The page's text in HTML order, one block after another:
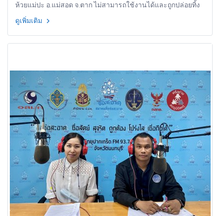
ห้วยแม่ปะ อ.แม่สอด จ.ตาก ไม่สามารถใช้งานได้และถูกปล่อยทิ้ง
ดูเพิ่มเติม